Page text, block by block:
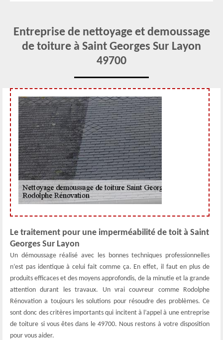
Entreprise de nettoyage et demoussage
de toiture à Saint Georges Sur Layon
49700
Le traitement pour une imperméabilité de toit à Saint
Georges Sur Layon
Un démoussage réalisé avec les bonnes techniques professionnelles
n’est pas identique à celui fait comme ça. En effet, il faut en plus de
produits efficaces et des moyens approfondis, de la minutie et la grande
attention durant les travaux. Un vrai couvreur comme Rodolphe
Rénovation a toujours les solutions pour résoudre des problèmes. Ce
sont donc des critères importants qui incitent à l’appel à une entreprise
de toiture si vous êtes dans le 49700. Nous restons à votre disposition
pour vous aider.